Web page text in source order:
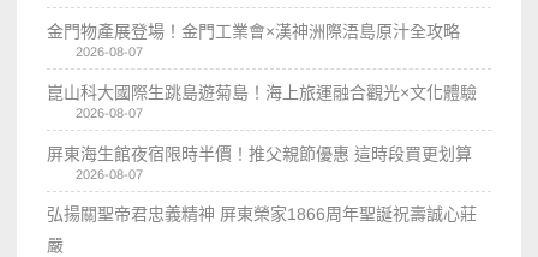
金門物產展登場！金門工業會×漢神洲際浯島原汁全攻略
2026-08-07
崑山科大國際生跳島遊菊島！海上旅運融合觀光×文化體驗
2026-08-07
屏東海生館夜宿限時半價！推父親節優惠 這時段買更划算
2026-08-07
弘揚關聖帝君忠義精神 屏東榮家1866周年聖誕祝壽誠心莊
嚴